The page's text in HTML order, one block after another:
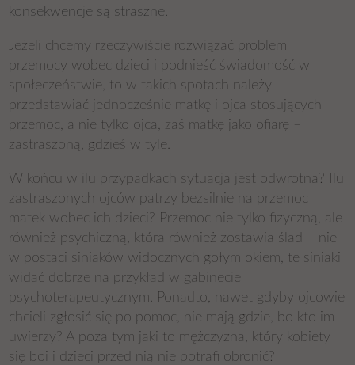
konsekwencje są straszne.
Jeżeli chcemy rzeczywiście rozwiązać problem
przemocy wobec dzieci i podnieść świadomość w
społeczeństwie, to w takich spotach należy
przedstawiać jednocześnie matkę i ojca stosujących
przemoc, a nie tylko ojca, zaś matkę jako ofiarę –
zastraszoną, gdzieś w tyle.
W końcu w ilu przypadkach sytuacja jest odwrotna? Ilu
zastraszonych ojców patrzy bezsilnie na przemoc
matek wobec ich dzieci? Przemoc nie tylko fizyczną, ale
również psychiczną, która również zostawia ślad – nie
w postaci siniaków widocznych gołym okiem, te siniaki
widać dobrze na przykład w gabinecie
psychoterapeutycznym. Ponadto, nawet gdyby ojcowie
chcieli zgłosić się po pomoc, nie mają gdzie, bo kto im
uwierzy? A poza tym jaki to mężczyzna, który kobiety
się boi i dzieci przed nią nie potrafi obronić?